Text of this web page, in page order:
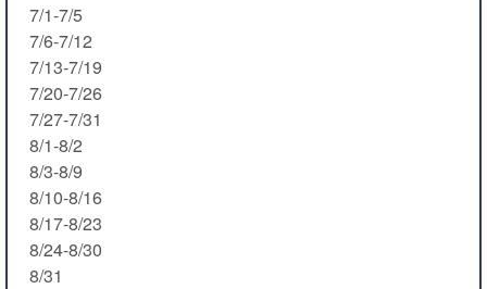
7/1-7/5
7/6-7/12
7/13-7/19
7/20-7/26
7/27-7/31
8/1-8/2
8/3-8/9
8/10-8/16
8/17-8/23
8/24-8/30
8/31